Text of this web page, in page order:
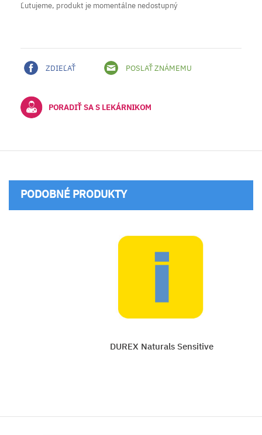
Ľutujeme, produkt je momentálne nedostupný
ZDIEĽAŤ POSLAŤ ZNÁMEMU
PORADIŤ SA S LEKÁRNIKOM
PODOBNÉ PRODUKTY
DUREX Naturals Sensitive